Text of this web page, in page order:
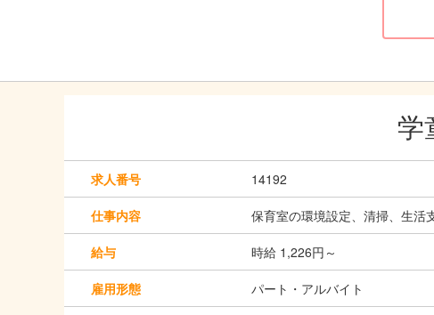
学
求人番号 14192
仕事内容 保育室の環境設定、清掃、生活
給与 時給 1,226円～
雇用形態 パート・アルバイト